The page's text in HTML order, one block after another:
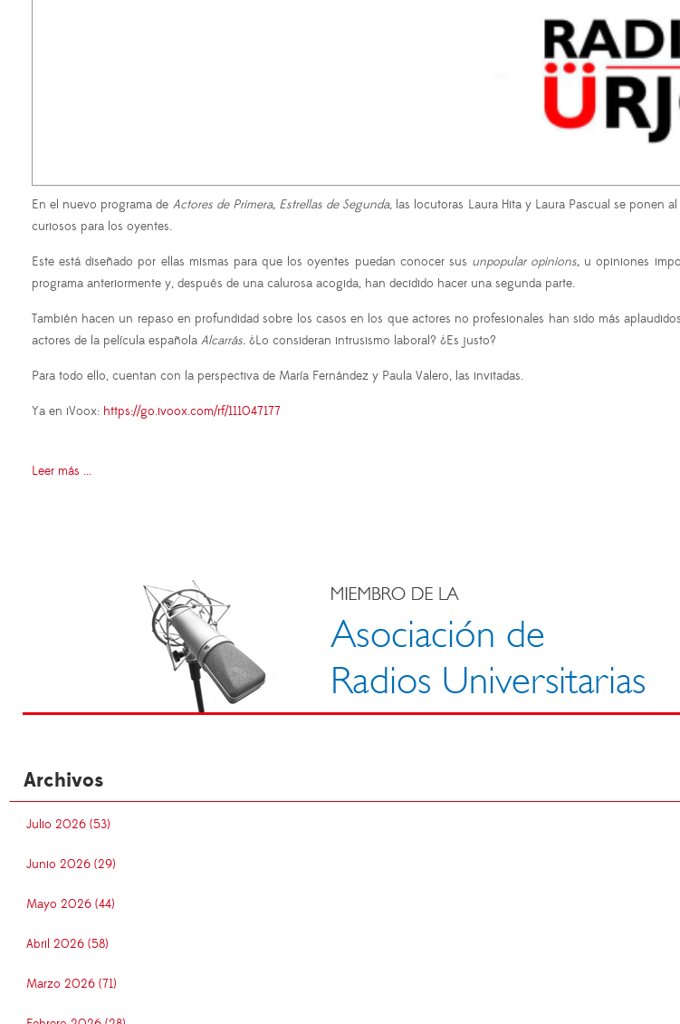
En el nuevo programa de Actores de Primera, Estrellas de Segunda, las locutoras Laura Hita y Laura Pascual se ponen
curiosos para los oyentes.
Este está diseñado por ellas mismas para que los oyentes puedan conocer sus unpopular opinions, u opiniones
programa anteriormente y, después de una calurosa acogida, han decidido hacer una segunda parte.
También hacen un repaso en profundidad sobre los casos en los que actores no profesionales han sido más
actores de la película española Alcarrás. ¿Lo consideran intrusismo laboral? ¿Es justo?
Para todo ello, cuentan con la perspectiva de María Fernández y Paula Valero, las invitadas.
Ya en iVoox: https://go.ivoox.com/rf/111047177
Leer más ...
Archivos
Julio 2026 (53)
Junio 2026 (29)
Mayo 2026 (44)
Abril 2026 (58)
Marzo 2026 (71)